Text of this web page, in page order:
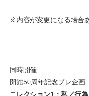
※内容が変更になる場合
同時開催
開館50周年記念プレ企画
コレクション1：私／行為